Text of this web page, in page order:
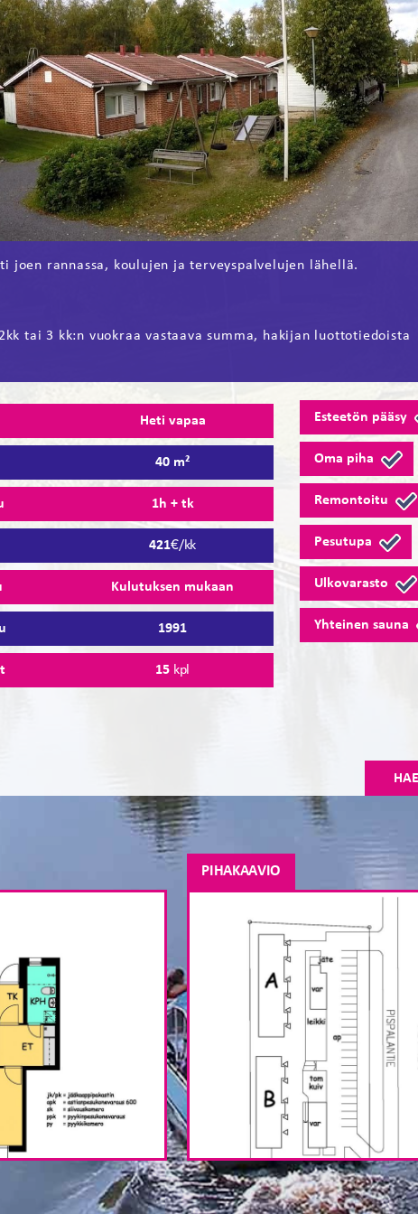
joen rannassa, koulujen ja terveyspalvelujen lähellä.
tai 3 kk:n vuokraa vastaava summa, hakijan luottotiedoista
Heti vapaa
40 m²
1h + tk
421€/kk
Kulutuksen mukaan
1991
15kpl
Esteetön pääsy
Oma piha
Remontoitu
Pesutupa
Ulkovarasto
Yhteinen sauna
PIHAKAAVIO